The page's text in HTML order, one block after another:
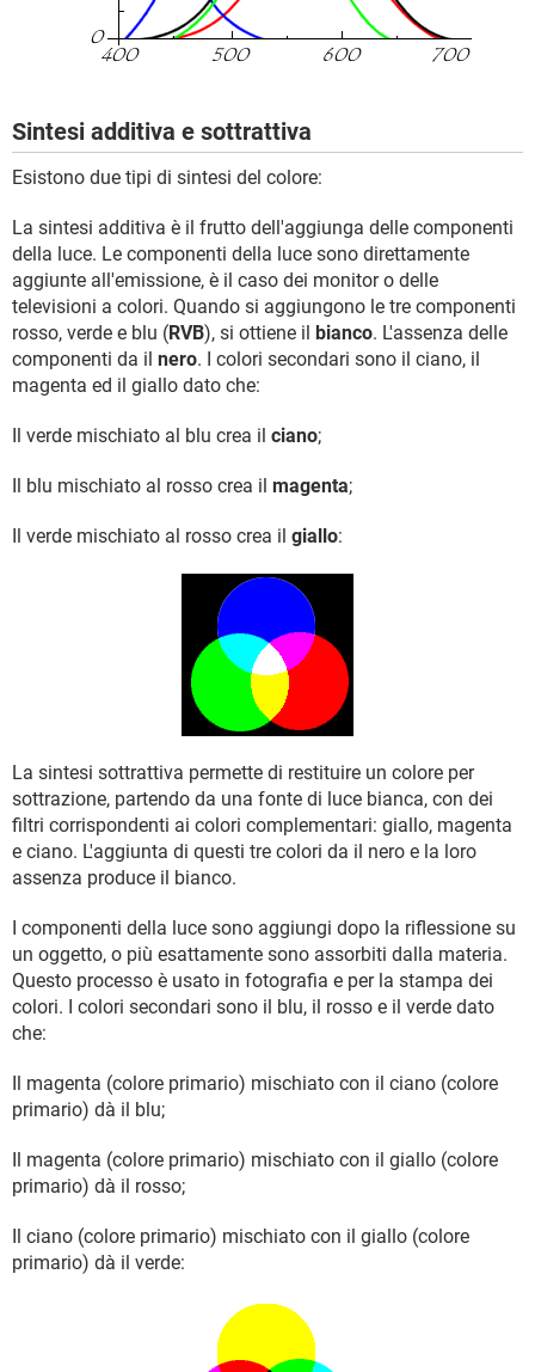
Sintesi additiva e sottrattiva
Esistono due tipi di sintesi del colore:
La sintesi additiva è il frutto dell'aggiunga delle componenti
della luce. Le componenti della luce sono direttamente
aggiunte all'emissione, è il caso dei monitor o delle
televisioni a colori. Quando si aggiungono le tre componenti
rosso, verde e blu (RVB), si ottiene il bianco. L'assenza delle
componenti da il nero. I colori secondari sono il ciano, il
magenta ed il giallo dato che:
Il verde mischiato al blu crea il ciano;
Il blu mischiato al rosso crea il magenta;
Il verde mischiato al rosso crea il giallo:
La sintesi sottrattiva permette di restituire un colore per
sottrazione, partendo da una fonte di luce bianca, con dei
filtri corrispondenti ai colori complementari: giallo, magenta
e ciano. L'aggiunta di questi tre colori da il nero e la loro
assenza produce il bianco.
I componenti della luce sono aggiungi dopo la riflessione su
un oggetto, o più esattamente sono assorbiti dalla materia.
Questo processo è usato in fotografia e per la stampa dei
colori. I colori secondari sono il blu, il rosso e il verde dato
che:
Il magenta (colore primario) mischiato con il ciano (colore
primario) dà il blu;
Il magenta (colore primario) mischiato con il giallo (colore
primario) dà il rosso;
Il ciano (colore primario) mischiato con il giallo (colore
primario) dà il verde: